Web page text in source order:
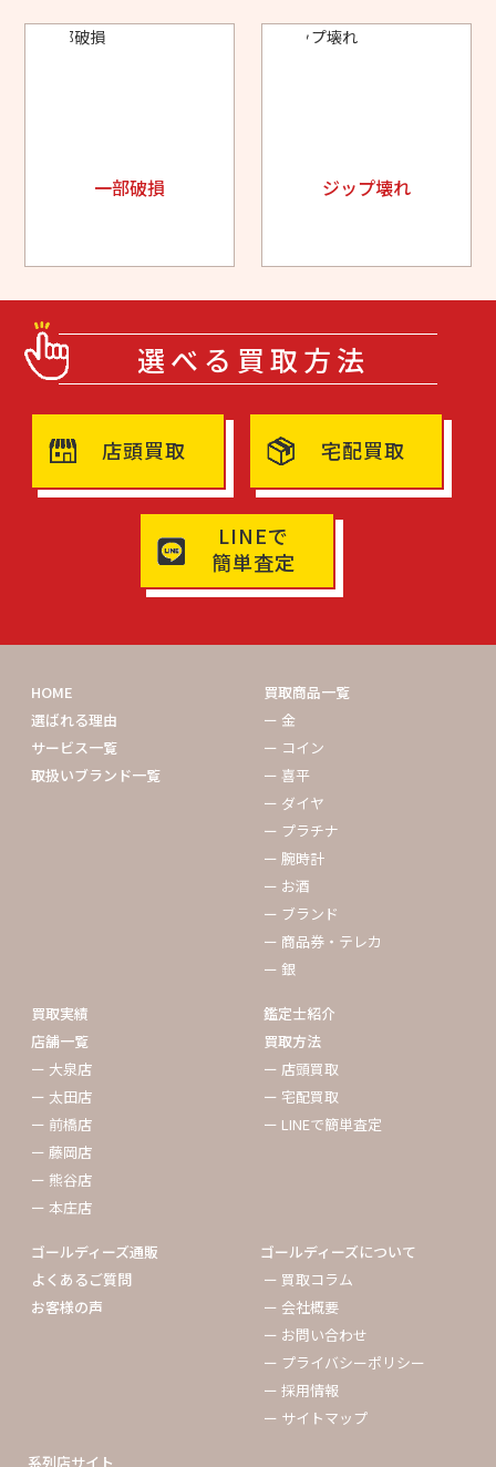
一部破損 ジップ壊れ
選べる買取方法
店頭買取 宅配買取
LINEで
簡単査定
HOME
選ばれる理由
サービス一覧
取扱いブランド一覧
買取商品一覧
ー 金
ー コイン
ー 喜平
ー ダイヤ
ー プラチナ
ー 腕時計
ー お酒
ー ブランド
ー 商品券・テレカ
ー 銀
買取実績
店舗一覧
ー 大泉店
ー 太田店
ー 前橋店
ー 藤岡店
ー 熊谷店
ー 本庄店
鑑定士紹介
買取方法
ー 店頭買取
ー 宅配買取
ー LINEで簡単査定
ゴールディーズ通販
よくあるご質問
お客様の声
ゴールディーズについて
ー 買取コラム
ー 会社概要
ー お問い合わせ
ー プライバシーポリシー
ー 採用情報
ー サイトマップ
系列店サイト